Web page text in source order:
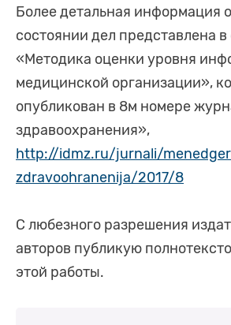
Более детальная информация
состоянии дел представлена в
«Методика оценки уровня
медицинской организации»,
опубликован в 8м номере
здравоохранения»,
http://idmz.ru/jurnali/
zdravoohranenija/2017/8
С любезного разрешения
авторов публикую
этой работы.